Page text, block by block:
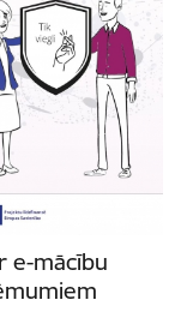
e-mācību